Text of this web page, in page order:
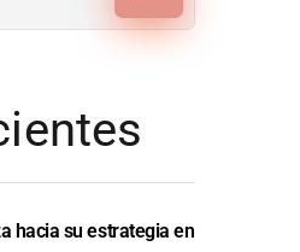
hacia su estrategia en